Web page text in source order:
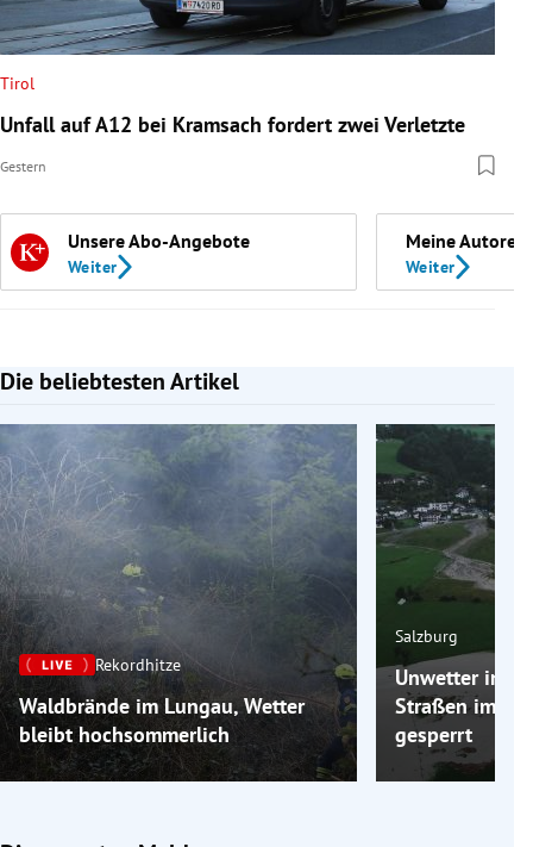
Tirol
Unfall auf A12 bei Kramsach fordert zwei Verletzte
Gestern
Unsere Abo-Angebote
Weiter
Meine Autoren
Weiter
Die beliebtesten Artikel
Slide 1 von 7
Rekordhitze
Waldbrände im Lungau, Wetter
bleibt hochsommerlich
Salzburg
Unwetter in
Straßen im
gesperrt